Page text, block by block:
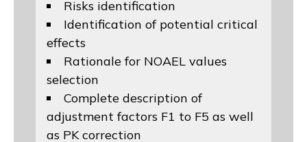
Risks identification
Identification of potential critical
effects
Rationale for NOAEL values
selection
Complete description of
adjustment factors F1 to F5 as well
as PK correction